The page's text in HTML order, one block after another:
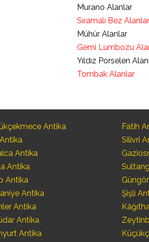
Murano Alanlar
Sıramalı Bez Alanlar
Mühür Alanlar
Gemi Lumbozu
Yıldız Porselen
Tombak Alanlar
Antika
Antika
Antika
Antika
Antika
Antika
Antika
Antika
Fatih
Silivri
Şişli